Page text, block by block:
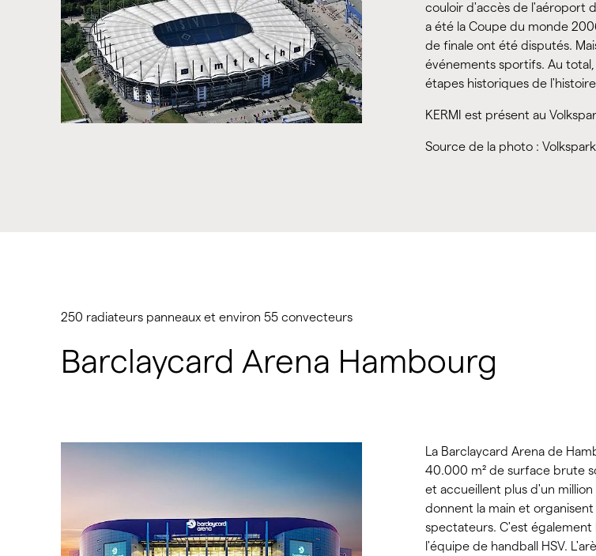
couloir d'accès de l'aéroport
a été la Coupe du monde
de finale ont été disputés.
événements sportifs. Au
étapes historiques de
KERMI est présent au
Source de la photo :
250 radiateurs panneaux et environ 55 convecteurs
Barclaycard Arena Hambourg
La Barclaycard Arena de
40.000 m² de surface brute
et accueillent plus d'un
donnent la main et
spectateurs. C'est
l'équipe de handball HSV.